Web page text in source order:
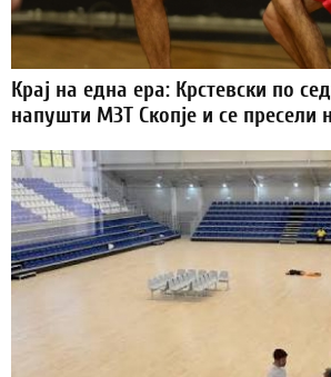
Крај на една ера: Крстевски по
напушти МЗТ Скопје и се пресели